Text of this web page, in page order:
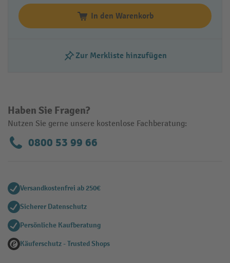
In den Warenkorb
Zur Merkliste hinzufügen
Haben Sie Fragen?
Nutzen Sie gerne unsere kostenlose Fachberatung:
0800 53 99 66
Versandkostenfrei ab 250€
Sicherer Datenschutz
Persönliche Kaufberatung
Käuferschutz - Trusted Shops